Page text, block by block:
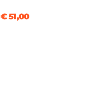
€ 51,00